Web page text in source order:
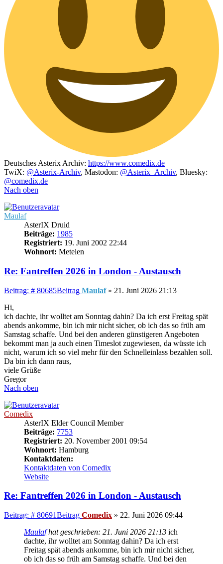
Deutsches Asterix Archiv: https://www.comedix.de
TwiX: @Asterix-Archiv, Mastodon: @Asterix_Archiv, Bluesky:
@comedix.de
Nach oben
Maulaf
AsterIX Druid
Beiträge: 1985
Registriert: 19. Juni 2002 22:44
Wohnort: Metelen
Re: Fantreffen 2026 in London - Austausch
Beitrag: # 80685Beitrag Maulaf» 21. Juni 2026 21:13
Hi,
ich dachte, ihr wolltet am Sonntag dahin? Da ich erst Freitag spät
abends ankomme, bin ich mir nicht sicher, ob ich das so früh am
Samstag schaffe. Und bei den anderen günstigeren Angeboten
bekommt man ja auch einen Timeslot zugewiesen, da wüsste ich
nicht, warum ich so viel mehr für den Schnelleinlass bezahlen soll.
Da bin ich dann raus,
viele Grüße
Gregor
Nach oben
Comedix
AsterIX Elder Council Member
Beiträge: 7753
Registriert: 20. November 2001 09:54
Wohnort: Hamburg
Kontaktdaten:
Kontaktdaten von Comedix
Website
Re: Fantreffen 2026 in London - Austausch
Beitrag: # 80691Beitrag Comedix » 22. Juni 2026 09:44
Maulafhat geschrieben: 21. Juni 2026 21:13 ich
dachte, ihr wolltet am Sonntag dahin? Da ich erst
Freitag spät abends ankomme, bin ich mir nicht sicher,
ob ich das so früh am Samstag schaffe. Und bei den